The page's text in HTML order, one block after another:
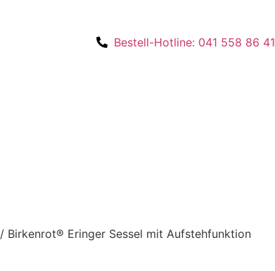
Bestell-Hotline: 041 558 86 41
/ ​Birkenrot® Eringer Sessel mit Aufstehfunktion